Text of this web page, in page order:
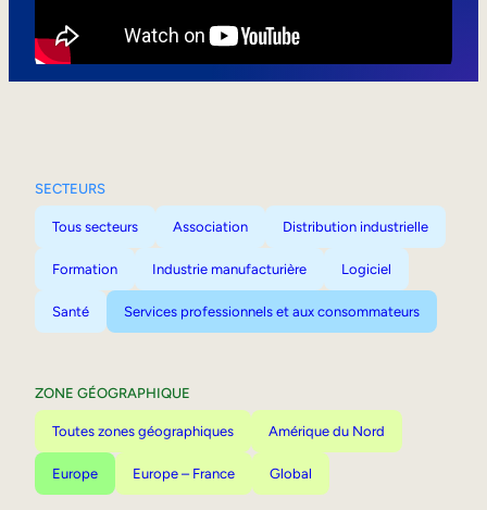
SECTEURS
Tous secteurs Association Distribution industrielle
Formation Industrie manufacturière Logiciel
Santé Services professionnels et aux consommateurs
ZONE GÉOGRAPHIQUE
Toutes zones géographiques Amérique du Nord
Europe Europe – France Global